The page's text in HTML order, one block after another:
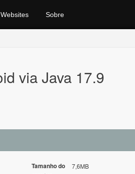
Websites Sobre
via Java 17.9
Tamanho do
7,6MB